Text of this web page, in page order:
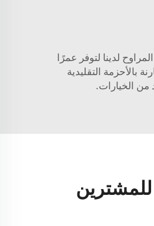
لدينا لتوفر عمرًا
بالأحزمة التقليدية
من الخيارات.